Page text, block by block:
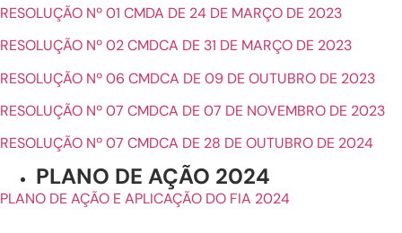
RESOLUÇÃO Nº 01 CMDA DE 24 DE MARÇO DE 2023
RESOLUÇÃO Nº 02 CMDCA DE 31 DE MARÇO DE 2023
RESOLUÇÃO Nº 06 CMDCA DE 09 DE OUTUBRO DE 2023
RESOLUÇÃO Nº 07 CMDCA DE 07 DE NOVEMBRO DE 2023
RESOLUÇÃO Nº 07 CMDCA DE 28 DE OUTUBRO DE 2024
PLANO DE AÇÃO 2024
PLANO DE AÇÃO E APLICAÇÃO DO FIA 2024